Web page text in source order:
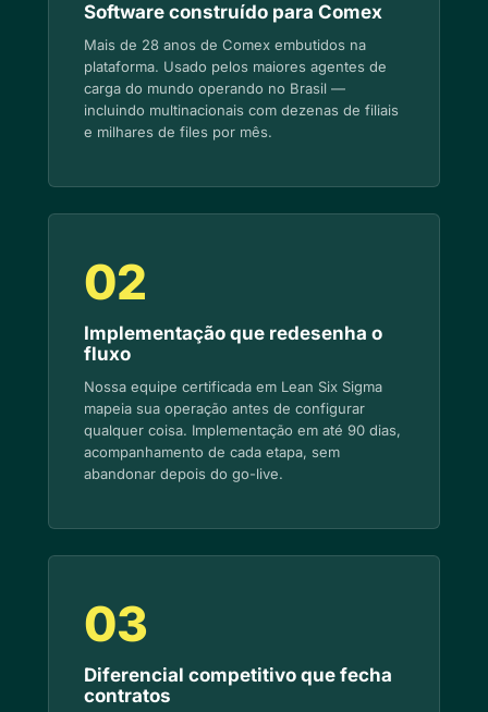
Software construído para Comex
Mais de 28 anos de Comex embutidos na
plataforma. Usado pelos maiores agentes de
carga do mundo operando no Brasil —
incluindo multinacionais com dezenas de filiais
e milhares de files por mês.
02
Implementação que redesenha o
fluxo
Nossa equipe certificada em Lean Six Sigma
mapeia sua operação antes de configurar
qualquer coisa. Implementação em até 90 dias,
acompanhamento de cada etapa, sem
abandonar depois do go-live.
03
Diferencial competitivo que fecha
contratos